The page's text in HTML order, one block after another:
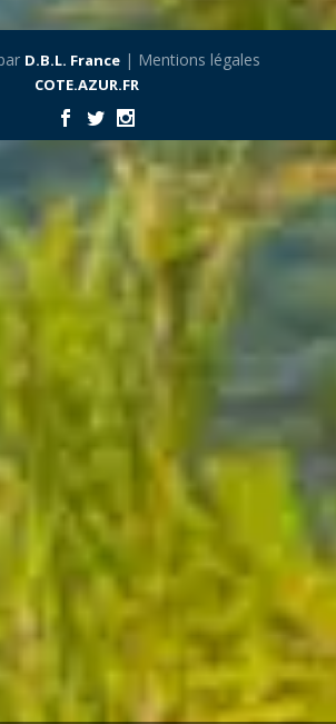
D.B.L. France| Mentions légales
COTE.AZUR.FR